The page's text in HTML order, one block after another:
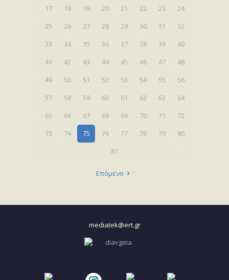
17
18 19 20 21 22 23
24
25
26 27 28 29 30 31
32
33
34 35 36 37 38 39
40
41
42 43 44 45 46 47
48
49
50 51 52 53 54 55
56
57
58 59 60 61 62 63
64
65
66 67 68 69 70 71
72
73
74 75 76 77 78 79
80
81
Επόμενο
mediatek@ert.gr